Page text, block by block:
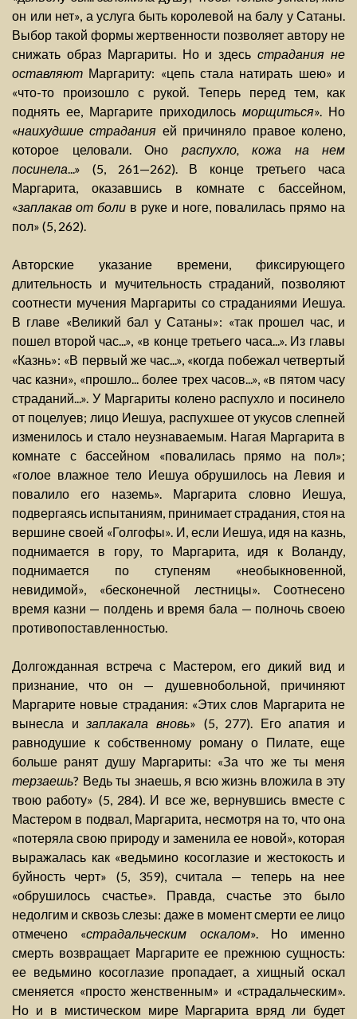
он или нет», а услуга быть королевой на балу у Сатаны.
Выбор такой формы жертвенности позволяет автору не
снижать образ Маргариты. Но и здесьстрадания не
оставляют Маргариту: «цепь стала натирать шею» и
«что-то произошло с рукой. Теперь перед тем, как
поднять ее, Маргарите приходилось морщиться». Но
«наихудшие страдания ей причиняло правое колено,
которое целовали. Оно распухло, кожа на нем
посинела...» (5, 261—262). В конце третьего часа
Маргарита, оказавшись в комнате с бассейном,
«заплакав от боли в руке и ноге, повалилась прямо на
пол» (5, 262).
Авторские указание времени, фиксирующего
длительность и мучительность страданий, позволяют
соотнести мучения Маргариты со страданиями Иешуа.
В главе «Великий бал у Сатаны»: «так прошел час, и
пошел второй час...», «в конце третьего часа...». Из главы
«Казнь»: «В первый же час...», «когда побежал четвертый
час казни», «прошло... более трех часов...», «в пятом часу
страданий...». У Маргариты колено распухло и посинело
от поцелуев; лицо Иешуа, распухшее от укусов слепней
изменилось и стало неузнаваемым. Нагая Маргарита в
комнате с бассейном «повалилась прямо на пол»;
«голое влажное тело Иешуа обрушилось на Левия и
повалило его наземь». Маргарита словно Иешуа,
подвергаясь испытаниям, принимает страдания, стоя на
вершине своей «Голгофы». И, если Иешуа, идя на казнь,
поднимается в гору, то Маргарита, идя к Воланду,
поднимается по ступеням «необыкновенной,
невидимой», «бесконечной лестницы». Соотнесено
время казни — полдень и время бала — полночь своею
противопоставленностью.
Долгожданная встреча с Мастером, его дикий вид и
признание, что он — душевнобольной, причиняют
Маргарите новые страдания: «Этих слов Маргарита не
вынесла изаплакала вновь» (5, 277). Его апатия и
равнодушие к собственному роману о Пилате, еще
больше ранят душу Маргариты: «За что же ты меня
терзаешь? Ведь ты знаешь, я всю жизнь вложила в эту
твою работу» (5, 284). И все же, вернувшись вместе с
Мастером в подвал, Маргарита, несмотря на то, что она
«потеряла свою природу и заменила ее новой», которая
выражалась как «ведьмино косоглазие и жестокость и
буйность черт» (5, 359), считала — теперь на нее
«обрушилось счастье». Правда, счастье это было
недолгим и сквозь слезы: даже в момент смерти ее лицо
отмечено «страдальческим оскалом». Но именно
смерть возвращает Маргарите ее прежнюю сущность:
ее ведьмино косоглазие пропадает, а хищный оскал
сменяется «просто женственным» и «страдальческим».
Но и в мистическом мире Маргарита вряд ли будет